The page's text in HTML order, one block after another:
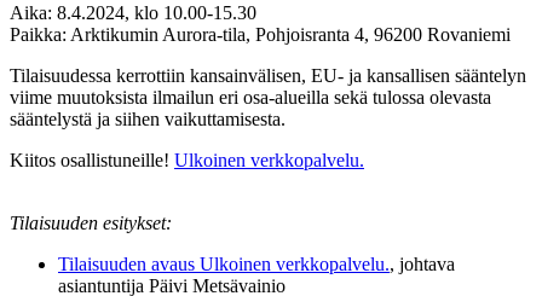
Aika: 8.4.2024, klo 10.00-15.30
Paikka: Arktikumin Aurora-tila, Pohjoisranta 4, 96200 Rovaniemi
Tilaisuudessa kerrottiin kansainvälisen, EU- ja kansallisen sääntelyn
viime muutoksista ilmailun eri osa-alueilla sekä tulossa olevasta
sääntelystä ja siihen vaikuttamisesta.
Kiitos osallistuneille! Ulkoinen verkkopalvelu.
Tilaisuuden esitykset:
Tilaisuuden avaus Ulkoinen verkkopalvelu., johtava
asiantuntija Päivi Metsävainio